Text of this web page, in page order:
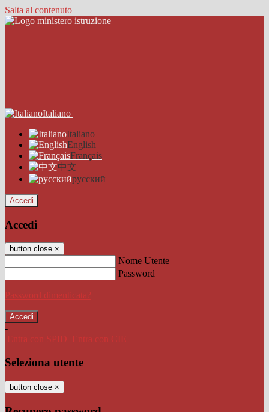
Salta al contenuto
Italiano
Italiano
English
Français
中文
русский
Accedi
Accedi
button close ×
Nome Utente
Password
Password dimenticata?
-
Entra con SPID
Entra con CIE
Seleziona utente
button close ×